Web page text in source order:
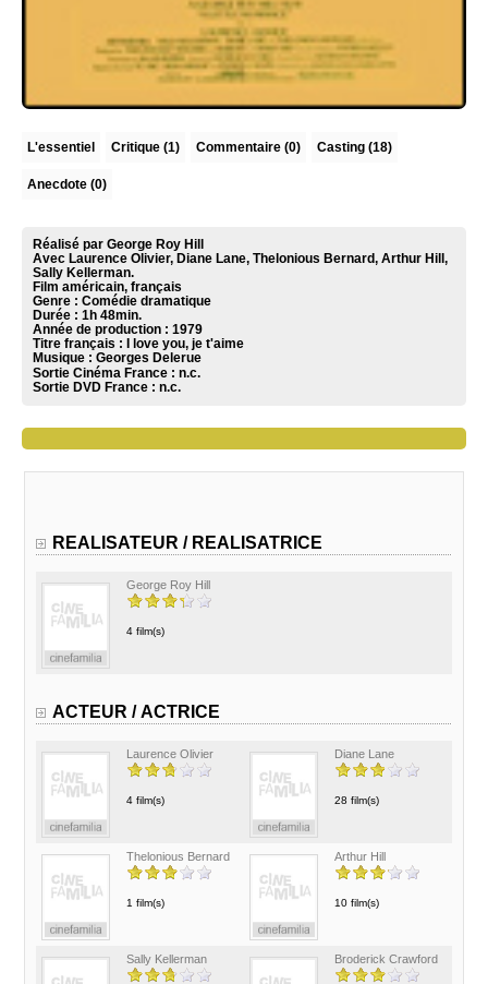
L'essentiel Critique (1) Commentaire (0) Casting (18)
Anecdote (0)
Réalisé par George Roy Hill
Avec Laurence Olivier, Diane Lane, Thelonious Bernard, Arthur Hill,
Sally Kellerman.
Film américain, français
Genre : Comédie dramatique
Durée : 1h 48min.
Année de production : 1979
Titre français : I love you, je t'aime
Musique : Georges Delerue
Sortie Cinéma France : n.c.
Sortie DVD France : n.c.
REALISATEUR / REALISATRICE
George Roy Hill
4 film(s)
ACTEUR / ACTRICE
Laurence Olivier
4 film(s)
Diane Lane
28 film(s)
Thelonious Bernard
1 film(s)
Arthur Hill
10 film(s)
Sally Kellerman Broderick Crawford